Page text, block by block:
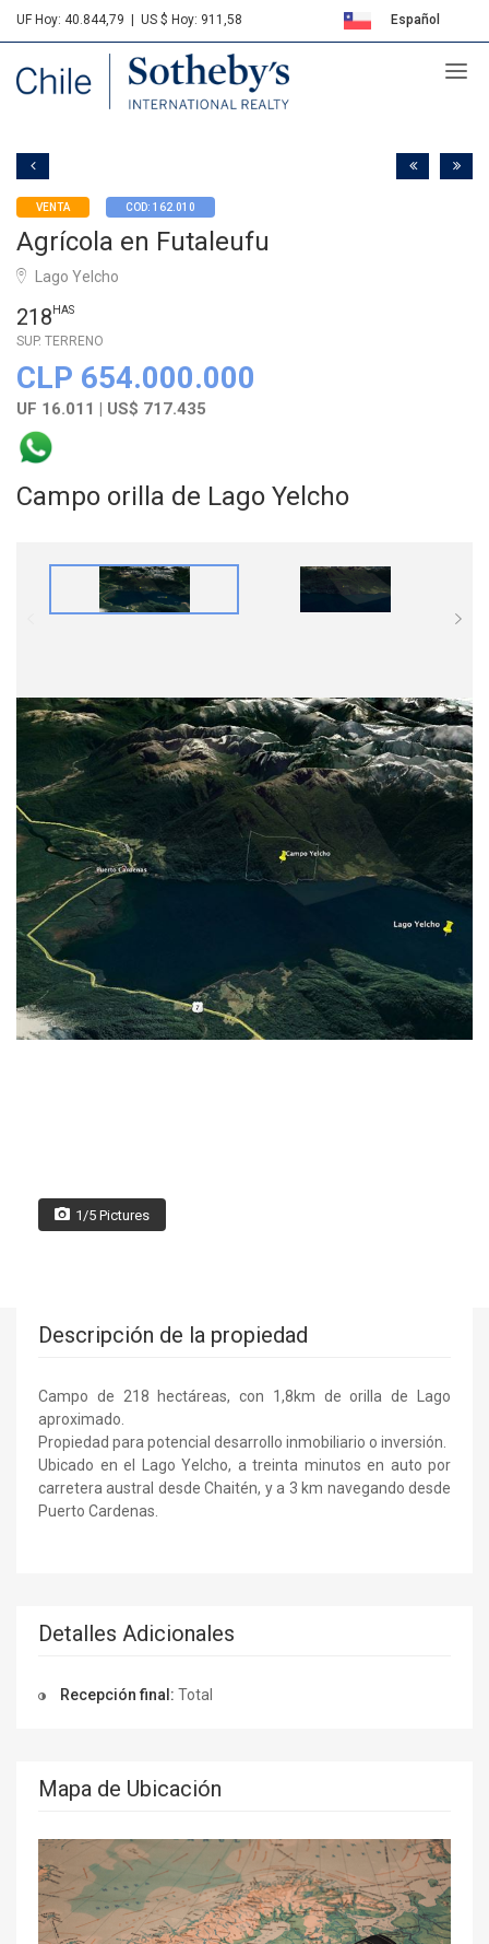
UF Hoy: 40.844,79 US $ Hoy: 911,58 Español
Sotheby's
VENTA COD: 162.010
Agrícola en Futaleufu
Lago Yelcho
218 HAS
SUP. TERRENO
CLP 654.000.000
UF 16.011 | US$ 717.435
Campo orilla de Lago Yelcho
1/5 Pictures
Descripción de la propiedad
Campo de 218 hectáreas, con 1,8km de orilla de Lago
aproximado.
Propiedad para potencial desarrollo inmobiliario o inversión.
Ubicado en el Lago Yelcho, a treinta minutos en auto por
carretera austral desde Chaitén, y a 3 km navegando desde
Puerto Cardenas.
Detalles Adicionales
Recepción final: Total
Mapa de Ubicación